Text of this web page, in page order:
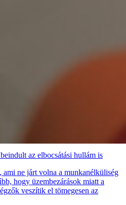
az elbocsátási hullám is
ami ne járt volna a munkanélküliség
hogy üzembezárások miatt a
veszítik el tömegesen az